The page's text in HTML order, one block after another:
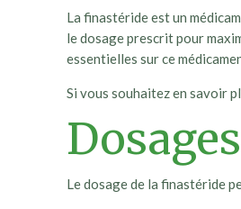
La finastéride est un
le dosage prescrit pour
essentielles sur ce
Si vous souhaitez en savoir
Le dosage de la finastéride